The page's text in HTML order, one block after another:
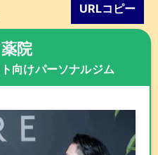
URLコピー
院
向けパーソナルジム